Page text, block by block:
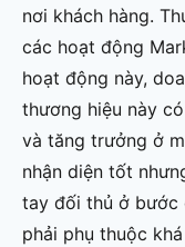
nơi khách hàng.
các hoạt động
hoạt động này,
thương hiệu này
và tăng trưởng ở
nhận diện tốt
tay đối thủ ở bước
phải phụ thuộc